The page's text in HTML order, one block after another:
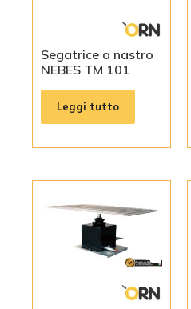
Segatrice a nastro
NEBES TM 101
Leggi tutto